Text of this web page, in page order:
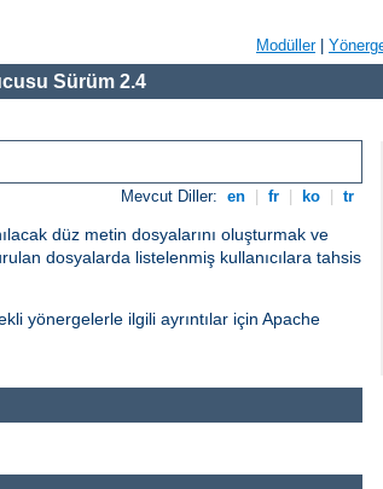
Modüller|
Sürüm 2.4
Mevcut Diller: en fr ko tr
düz metin dosyalarını oluşturmak ve
dosyalarda listelenmiş kullanıcılara tahsis
yönergelerle ilgili ayrıntılar için Apache